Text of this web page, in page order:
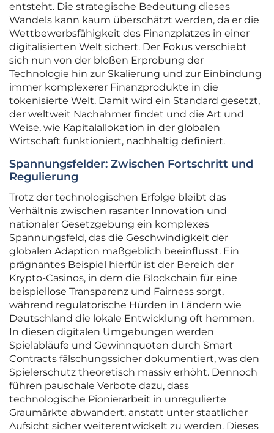
entsteht. Die strategische Bedeutung dieses
Wandels kann kaum überschätzt werden, da er die
Wettbewerbsfähigkeit des Finanzplatzes in einer
digitalisierten Welt sichert. Der Fokus verschiebt
sich nun von der bloßen Erprobung der
Technologie hin zur Skalierung und zur Einbindung
immer komplexerer Finanzprodukte in die
tokenisierte Welt. Damit wird ein Standard gesetzt,
der weltweit Nachahmer findet und die Art und
Weise, wie Kapitalallokation in der globalen
Wirtschaft funktioniert, nachhaltig definiert.
Spannungsfelder: Zwischen Fortschritt und
Regulierung
Trotz der technologischen Erfolge bleibt das
Verhältnis zwischen rasanter Innovation und
nationaler Gesetzgebung ein komplexes
Spannungsfeld, das die Geschwindigkeit der
globalen Adaption maßgeblich beeinflusst. Ein
prägnantes Beispiel hierfür ist der Bereich der
Krypto-Casinos, in dem die Blockchain für eine
beispiellose Transparenz und Fairness sorgt,
während regulatorische Hürden in Ländern wie
Deutschland die lokale Entwicklung oft hemmen.
In diesen digitalen Umgebungen werden
Spielabläufe und Gewinnquoten durch Smart
Contracts fälschungssicher dokumentiert, was den
Spielerschutz theoretisch massiv erhöht. Dennoch
führen pauschale Verbote dazu, dass
technologische Pionierarbeit in unregulierte
Graumärkte abwandert, anstatt unter staatlicher
Aufsicht sicher weiterentwickelt zu werden. Dieses